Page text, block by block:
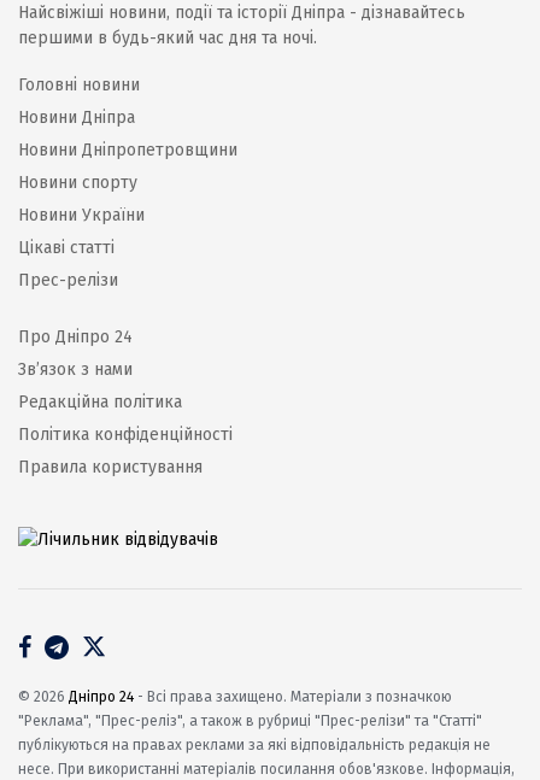
Найсвіжіші новини, події та історії Дніпра - дізнавайтесь
першими в будь-який час дня та ночі.
Головні новини
Новини Дніпра
Новини Дніпропетровщини
Новини спорту
Новини України
Цікаві статті
Прес-релізи
Про Дніпро 24
Зв’язок з нами
Редакційна політика
Політика конфіденційності
Правила користування
© 2026 Дніпро 24 - Всі права захищено. Матеріали з позначкою
"Реклама", "Прес-реліз", а також в рубриці "Прес-релізи" та "Статті"
публікуються на правах реклами за які відповідальність редакція не
несе. При використанні матеріалів посилання обов'язкове. Інформація,